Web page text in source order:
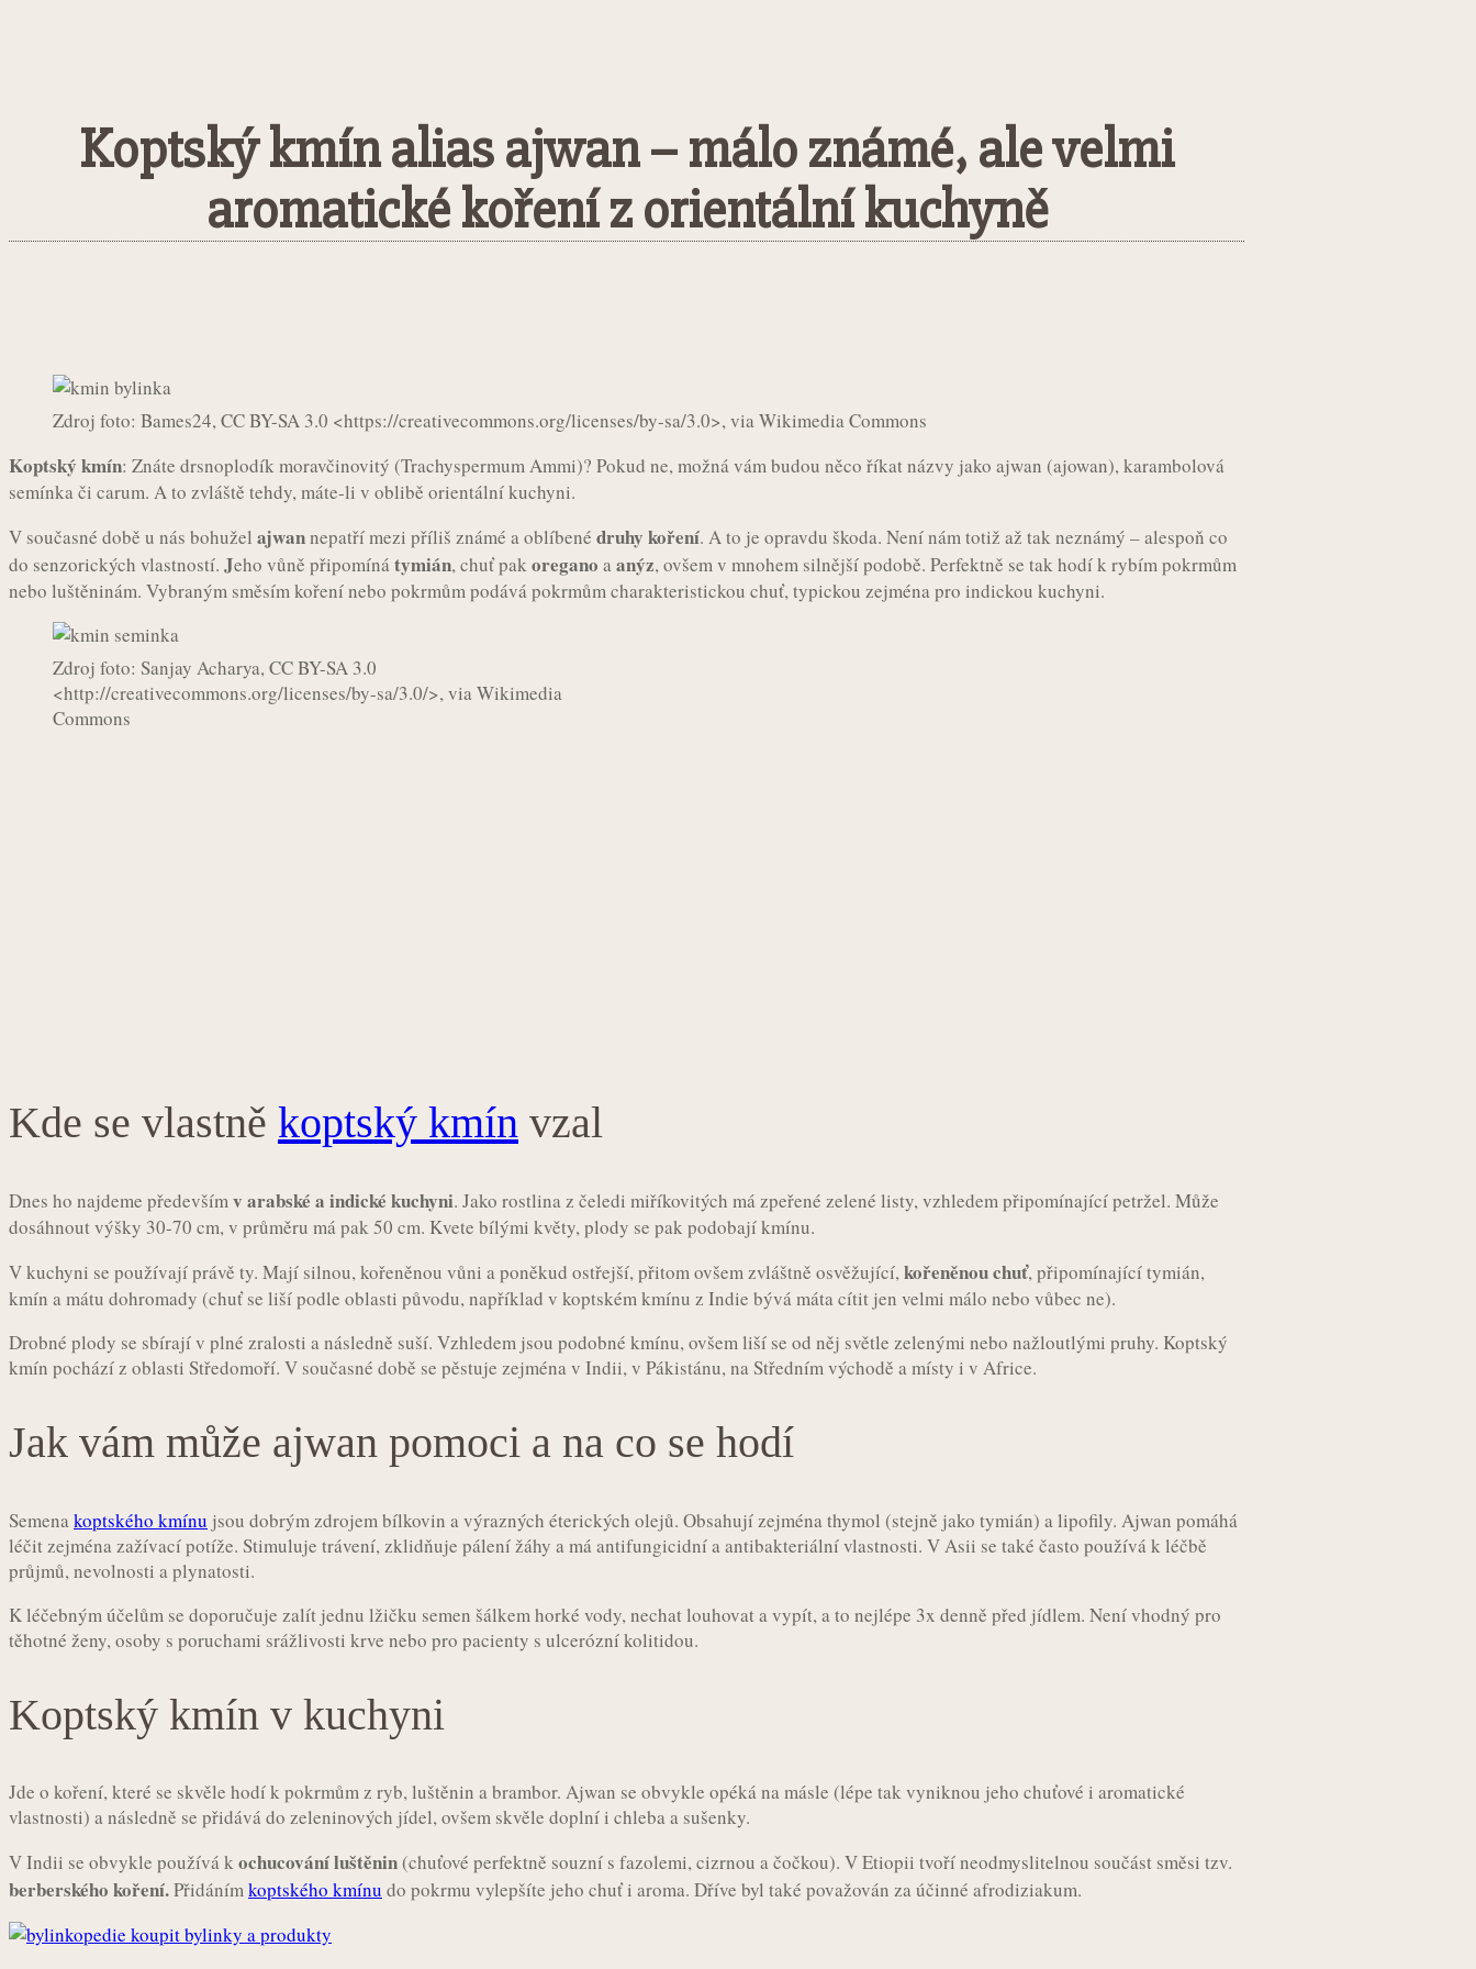
Koptský kmín alias ajwan – málo známé, ale velmi
aromatické koření z orientální kuchyně
Zdroj foto: Bames24, CC BY-SA 3.0 <https://creativecommons.org/licenses/by-sa/3.0>, via Wikimedia Commons
Koptský kmín: Znáte drsnoplodík moravčinovitý (Trachyspermum Ammi)? Pokud ne, možná vám budou něco říkat názvy jako ajwan (ajowan), karambolová
semínka či carum. A to zvláště tehdy, máte-li v oblibě orientální kuchyni.
V současné době u nás bohužel ajwannepatří mezi příliš známé a oblíbené druhy koření. A to je opravdu škoda. Není nám totiž až tak neznámý – alespoň co
do senzorických vlastností. Jeho vůně připomínátymián, chuť pakoregano aanýz, ovšem v mnohem silnější podobě. Perfektně se tak hodí k rybím pokrmům
nebo luštěninám. Vybraným směsím koření nebo pokrmům podává pokrmům charakteristickou chuť, typickou zejména pro indickou kuchyni.
Zdroj foto: Sanjay Acharya, CC BY-SA 3.0
<http://creativecommons.org/licenses/by-sa/3.0/>, via Wikimedia
Commons
Kde se vlastně koptský kmín vzal
Dnes ho najdeme předevšímv arabské a indické kuchyni. Jako rostlina z čeledi miříkovitých má zpeřené zelené listy, vzhledem připomínající petržel. Může
dosáhnout výšky 30-70 cm, v průměru má pak 50 cm. Kvete bílými květy, plody se pak podobají kmínu.
V kuchyni se používají právě ty. Mají silnou, kořeněnou vůni a poněkud ostřejší, přitom ovšem zvláštně osvěžující,kořeněnou chuť, připomínající tymián,
kmín a mátu dohromady (chuť se liší podle oblasti původu, například v koptském kmínu z Indie bývá máta cítit jen velmi málo nebo vůbec ne).
Drobné plody se sbírají v plné zralosti a následně suší. Vzhledem jsou podobné kmínu, ovšem liší se od něj světle zelenými nebo nažloutlými pruhy. Koptský
kmín pochází z oblasti Středomoří. V současné době se pěstuje zejména v Indii, v Pákistánu, na Středním východě a místy i v Africe.
Jak vám může ajwan pomoci a na co se hodí
Semena koptského kmínu jsou dobrým zdrojem bílkovin a výrazných éterických olejů. Obsahují zejména thymol (stejně jako tymián) a lipofily. Ajwan pomáhá
léčit zejména zažívací potíže. Stimuluje trávení, zklidňuje pálení žáhy a má antifungicidní a antibakteriální vlastnosti. V Asii se také často používá k léčbě
průjmů, nevolnosti a plynatosti.
K léčebným účelům se doporučuje zalít jednu lžičku semen šálkem horké vody, nechat louhovat a vypít, a to nejlépe 3x denně před jídlem. Není vhodný pro
těhotné ženy, osoby s poruchami srážlivosti krve nebo pro pacienty s ulcerózní kolitidou.
Koptský kmín v kuchyni
Jde o koření, které se skvěle hodí k pokrmům z ryb, luštěnin a brambor. Ajwan se obvykle opéká na másle (lépe tak vyniknou jeho chuťové i aromatické
vlastnosti) a následně se přidává do zeleninových jídel, ovšem skvěle doplní i chleba a sušenky.
V Indii se obvykle používá kochucování luštěnin (chuťové perfektně souzní s fazolemi, cizrnou a čočkou). V Etiopii tvoří neodmyslitelnou součást směsi tzv.
berberského koření.Přidánímkoptského kmínu do pokrmu vylepšíte jeho chuť i aroma. Dříve byl také považován za účinné afrodiziakum.